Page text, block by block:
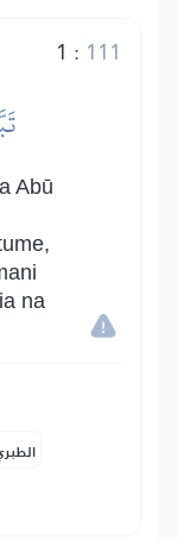
1 : 111
Abū
na